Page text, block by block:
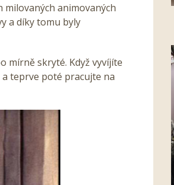
milovaných animovaných
a díky tomu byly
mírně skryté. Když vyvíjíte
teprve poté pracujte na